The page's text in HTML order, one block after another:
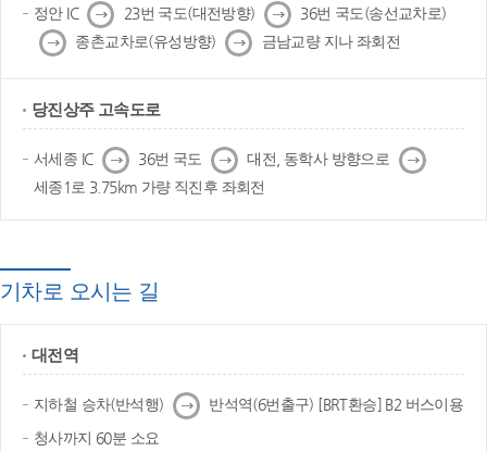
정안 IC 다
음
23번 국도(대전방향) 다
음
36번 국도(송선교차로)
다
음
종촌교차로(유성방향) 다
음
금남교량 지나 좌회전
당진상주 고속도로
서세종 IC 다
음
36번 국도 다
음
대전, 동학사 방향으로 다
음
세종1로 3.75km 가량 직진후 좌회전
기차로 오시는 길
대전역
지하철 승차(반석행) 다
음
반석역(6번출구) [BRT환승] B2 버스이용
청사까지 60분 소요